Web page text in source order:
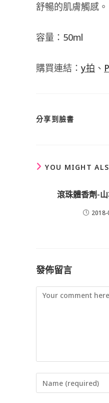
舒暢的肌膚觸感。
容量：50ml
購買連結：y拍 、
分享到臉書
YOU MIGHT
滾珠體香劑-
2018-
發佈留言
Comment
Enter
your